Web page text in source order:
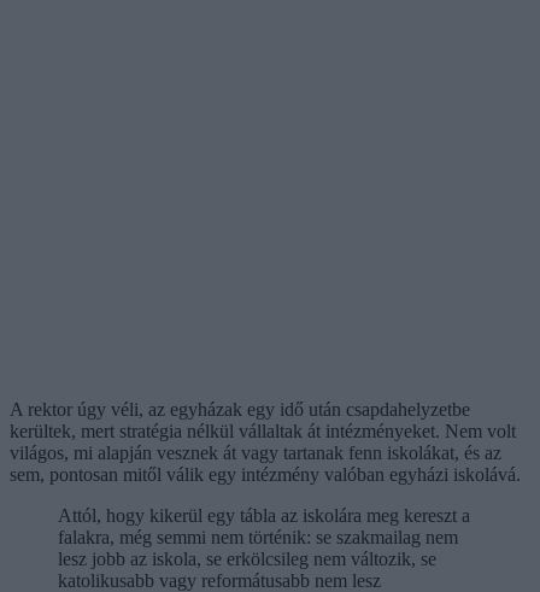
A rektor úgy véli, az egyházak egy idő után csapdahelyzetbe
kerültek, mert stratégia nélkül vállaltak át intézményeket. Nem volt
világos, mi alapján vesznek át vagy tartanak fenn iskolákat, és az
sem, pontosan mitől válik egy intézmény valóban egyházi iskolává.
Attól, hogy kikerül egy tábla az iskolára meg kereszt a
falakra, még semmi nem történik: se szakmailag nem
lesz jobb az iskola, se erkölcsileg nem változik, se
katolikusabb vagy reformátusabb nem lesz